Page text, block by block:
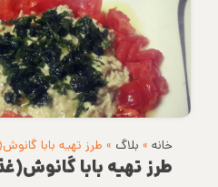
خانه » بلاگ » طرز تهیه بابا
طرز تهیه بابا